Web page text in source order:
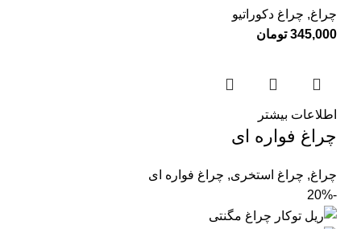
چراغ, چراغ دکوراتیو
345,000 تومان
اطلاعات بیشتر
چراغ فواره ای
چراغ, چراغ استخری, چراغ فواره ای
-20%